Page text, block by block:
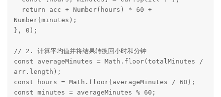
Number(minutes);
}, 0);
// 2. 计算平均值并将结果转换回小时和分钟
const averageMinutes = Math.floor(totalMinutes /
arr.length);
const hours = Math.floor(averageMinutes / 60);
const minutes = averageMinutes % 60;